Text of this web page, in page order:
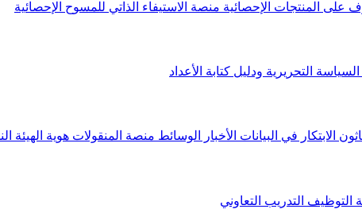
على المنتجات الإحصائية منصة الاستيفاء الذاتي للمسوح الإحصائية
السياسة التحريرية ودليل كتابة الأعداد
الابتكار في البيانات الأخبار الوسائط منصة المنقولات هوية الهيئة
التوظيف التدريب التعاوني